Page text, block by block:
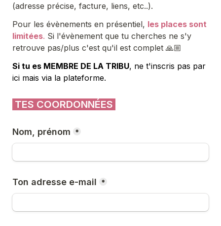
(adresse précise, facture, liens, etc..).
Pour les évènements en présentiel, les places sont
limitées. Si l'évènement que tu cherches ne s'y
retrouve pas/plus c'est qu'il est complet 🙏🏼
Si tu es MEMBRE DE LA TRIBU, ne t'inscris pas par
ici mais via la plateforme.
TES COORDONNÉES
Nom, prénom *
Ton adresse e-mail *